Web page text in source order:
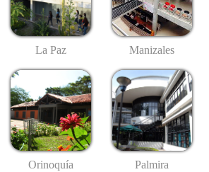
La Paz Manizales
Orinoquía Palmira